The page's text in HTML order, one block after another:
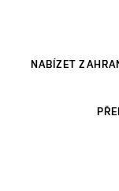
NABÍZET